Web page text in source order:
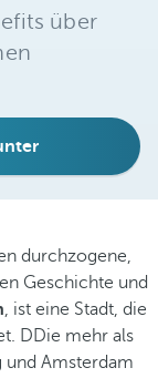
über
durchzogene,
Geschichte und
, ist eine Stadt, die
DDie mehr als
und Amsterdam